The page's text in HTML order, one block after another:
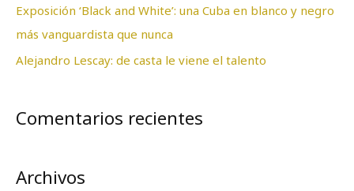
Exposición ‘Black and White’: una Cuba en blanco y negro
más vanguardista que nunca
Alejandro Lescay: de casta le viene el talento
Comentarios recientes
Archivos